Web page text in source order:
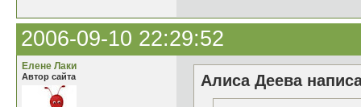
2006-09-10 22:29:52
Елене Лаки
Автор сайта
Алиса Деева